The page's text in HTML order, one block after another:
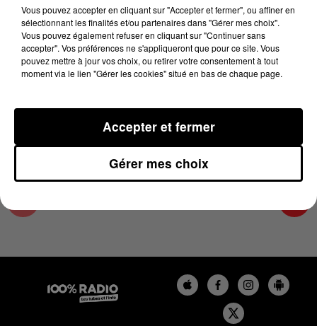
21 janvier 2025 - 2 min 22 sec
LES INFOS DE L'HÉRAULT DU 21/01/2025 À
14H00
Podcasts infos de l'Hérault
Vous pouvez accepter en cliquant sur "Accepter et fermer", ou affiner en
sélectionnant les finalités et/ou partenaires dans "Gérer mes choix".
Vous pouvez également refuser en cliquant sur "Continuer sans
accepter". Vos préférences ne s'appliqueront que pour ce site. Vous
pouvez mettre à jour vos choix, ou retirer votre consentement à tout
moment via le lien "Gérer les cookies" situé en bas de chaque page.
Gérer mes choix
Accepter et fermer